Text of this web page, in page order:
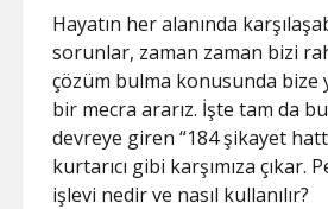
LISTE
SAYFA
SHORTS ABONE
PARASIZ
Hayatın her alanında
sorunlar, zaman zaman bizi
çözüm bulma konusunda bize
bir mecra ararız. İşte tam da
devreye giren “184 şikayet
kurtarıcı gibi karşımıza çıkar.
işlevi nedir ve nasıl kullanılır?